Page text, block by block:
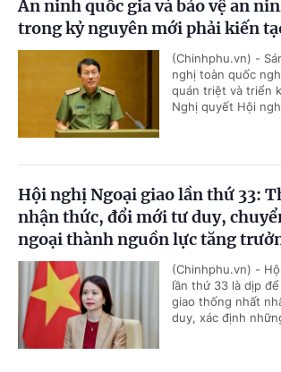
An ninh quốc gia và bảo vệ an
trong kỷ nguyên mới phải kiến
(Chinhphu.vn) -
nghị toàn quốc
quán triệt và triển
Nghị quyết Hội
Hội nghị Ngoại giao lần thứ 33:
nhận thức, đổi mới tư duy,
ngoại thành nguồn lực tăng
(Chinhphu.vn) -
lần thứ 33 là dịp
giao thống nhất
duy, xác định